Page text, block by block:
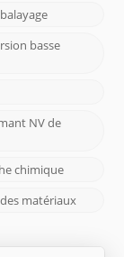
basse
NV de
chimique
matériaux